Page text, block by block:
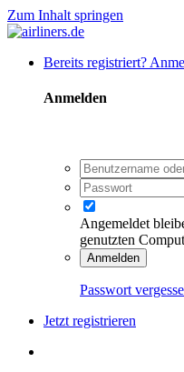
Zum Inhalt springen
Bereits registriert?
Anmelden
Angemeldet
genutzten
Anmelden
Passwort
Jetzt registrieren